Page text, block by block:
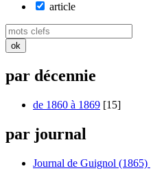
article
par décennie
de 1860 à 1869 [15]
par journal
Journal de Guignol (1865)